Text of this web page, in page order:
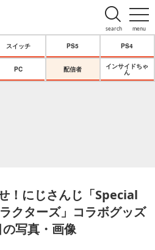
menu
search
スイッチ PS5 PS4
PC 配信者
インサイドちゃ
ん
！にじさんじ「Special
クターズ」コラボグッズ
写真・画像